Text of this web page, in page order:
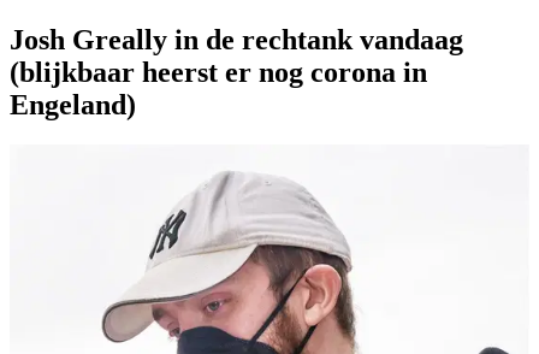
Josh Greally in de rechtank vandaag
(blijkbaar heerst er nog corona in
Engeland)